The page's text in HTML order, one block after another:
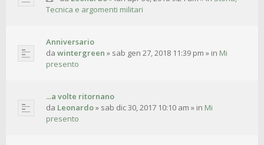
Tecnica e argomenti militari
Anniversario
da wintergreen » sab gen 27, 2018 11:39 pm » in Mi
presento
...a volte ritornano
da Leonardo» sab dic 30, 2017 10:10 am » in Mi
presento